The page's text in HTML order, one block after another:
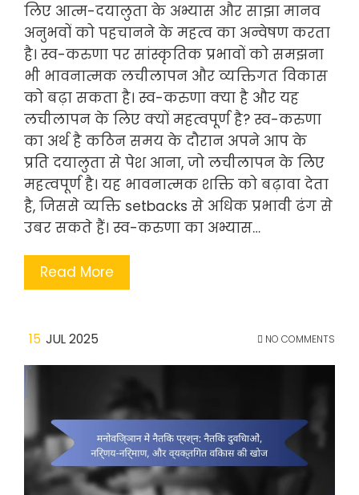
लिए आत्म-दयालुता के अभ्यास और साझा मानव
अनुभवों को पहचानने के महत्व का अन्वेषण करता
है। स्व-करुणा पर सांस्कृतिक प्रभावों को समझना
भी भावनात्मक लचीलापन और व्यक्तिगत विकास
को बढ़ा सकता है। स्व-करुणा क्या है और यह
लचीलापन के लिए क्यों महत्वपूर्ण है? स्व-करुणा
का अर्थ है कठिन समय के दौरान अपने आप के
प्रति दयालुता से पेश आना, जो लचीलापन के लिए
महत्वपूर्ण है। यह भावनात्मक शक्ति को बढ़ावा देता
है, जिससे व्यक्ति setbacks से अधिक प्रभावी ढंग से
उबर सकते हैं। स्व-करुणा का अभ्यास…
Read More
15 JUL 2025 NO COMMENTS